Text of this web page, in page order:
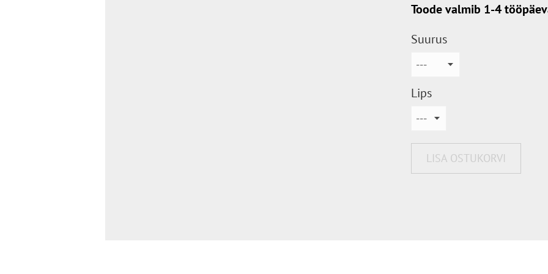
Toode valmib 1-4
Suurus
Lips
LISA OSTUKORVI